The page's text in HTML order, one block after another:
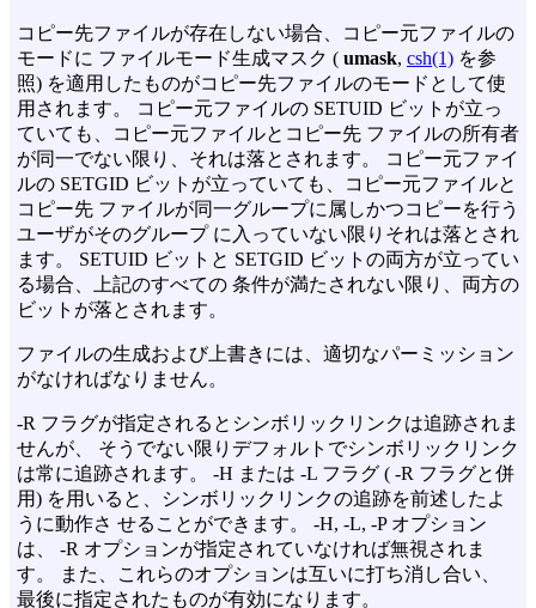
コピー先ファイルが存在しない場合、コピー元ファイルの
モードに ファイルモード生成マスク ( umask, csh(1) を参
照) を適用したものがコピー先ファイルのモードとして使
用されます。 コピー元ファイルの SETUID ビットが立っ
ていても、コピー元ファイルとコピー先 ファイルの所有者
が同一でない限り、それは落とされます。 コピー元ファイ
ルの SETGID ビットが立っていても、コピー元ファイルと
コピー先 ファイルが同一グループに属しかつコピーを行う
ユーザがそのグループ に入っていない限りそれは落とされ
ます。 SETUID ビットと SETGID ビットの両方が立ってい
る場合、上記のすべての 条件が満たされない限り、両方の
ビットが落とされます。
ファイルの生成および上書きには、適切なパーミッション
がなければなりません。
-R フラグが指定されるとシンボリックリンクは追跡されま
せんが、 そうでない限りデフォルトでシンボリックリンク
は常に追跡されます。 -H または -L フラグ ( -R フラグと併
用) を用いると、シンボリックリンクの追跡を前述したよ
うに動作さ せることができます。 -H, -L, -Pオプション
は、 -R オプションが指定されていなければ無視されま
す。 また、これらのオプションは互いに打ち消し合い、
最後に指定されたものが有効になります。